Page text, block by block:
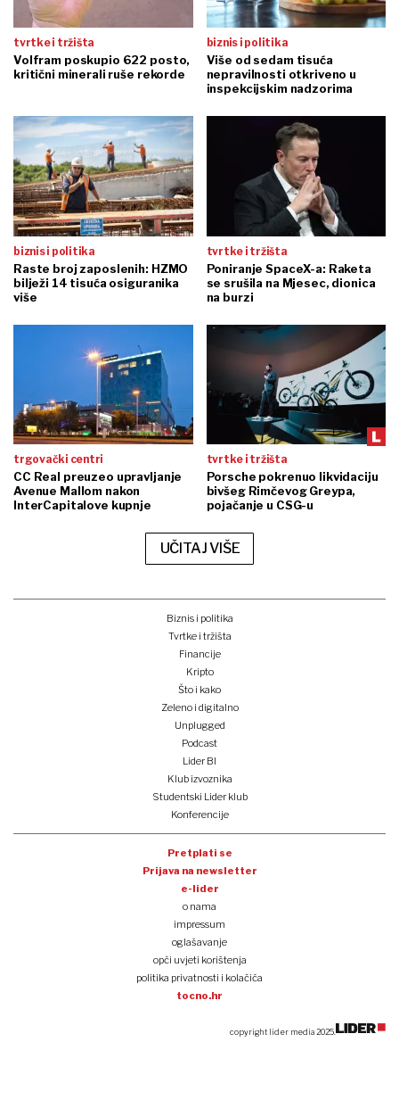
tvrtke i tržišta
Volfram poskupio 622 posto,
kritični minerali ruše rekorde
biznis i politika
Više od sedam tisuća
nepravilnosti otkriveno u
inspekcijskim nadzorima
biznis i politika
Raste broj zaposlenih: HZMO
bilježi 14 tisuća osiguranika
više
tvrtke i tržišta
Poniranje SpaceX-a: Raketa
se srušila na Mjesec, dionica
na burzi
trgovački centri
CC Real preuzeo upravljanje
Avenue Mallom nakon
InterCapitalove kupnje
tvrtke i tržišta
Porsche pokrenuo likvidaciju
bivšeg Rimčevog Greypa,
pojačanje u CSG-u
UČITAJ VIŠE
Biznis i politika
Tvrtke i tržišta
Financije
Kripto
Što i kako
Zeleno i digitalno
Unplugged
Podcast
Lider BI
Klub izvoznika
Studentski Lider klub
Konferencije
Pretplati se
Prijava na newsletter
e-lider
o nama
impressum
oglašavanje
opći uvjeti korištenja
politika privatnosti i kolačića
tocno.hr
copyright lider media 2025.